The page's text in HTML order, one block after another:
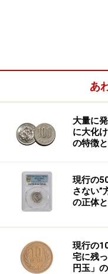
ースのある山梨県の
中の出来事だった。
あ
大量に
に大化
の特徴
現行の
さない”
の正体
現行の
宅に残
円玉」